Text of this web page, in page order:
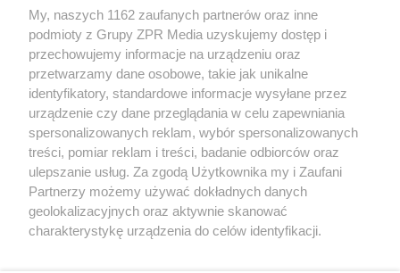
Żaden utwór zamieszczony w serwisie nie może być powielany i
rozpowszechniany lub dalej rozpowszechniany w jakikolwiek sposób
(w tym także elektroniczny lub mechaniczny) na jakimkolwiek polu
eksploatacji w jakiejkolwiek formie, włącznie z umieszczaniem w
Internecie bez pisemnej zgody właściciela praw. Jakiekolwiek użycie
lub wykorzystanie utworów w całości lub w części z naruszeniem
prawa, tzn. bez właściwej zgody, jest zabronione pod groźbą kary i
może być ścigane prawnie.
O nas
My, naszych 1162 zaufanych partnerów oraz inne
podmioty z Grupy ZPR Media uzyskujemy dostęp i
przechowujemy informacje na urządzeniu oraz
przetwarzamy dane osobowe, takie jak unikalne
identyfikatory, standardowe informacje wysyłane przez
urządzenie czy dane przeglądania w celu zapewniania
spersonalizowanych reklam, wybór spersonalizowanych
treści, pomiar reklam i treści, badanie odbiorców oraz
ulepszanie usług. Za zgodą Użytkownika my i Zaufani
Partnerzy możemy używać dokładnych danych
geolokalizacyjnych oraz aktywnie skanować
charakterystykę urządzenia do celów identyfikacji.